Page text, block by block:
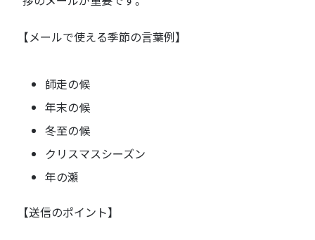
【メールで使える季節の言葉例】
師走の候
年末の候
冬至の候
クリスマスシーズン
年の瀬
【送信のポイント】